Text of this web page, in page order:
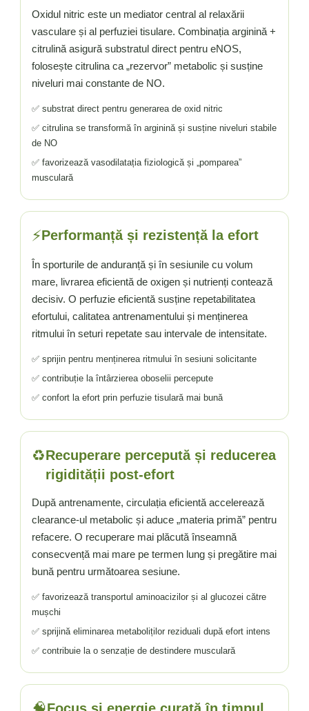
Urzica (Stinging Nettle)
Usturoi (Garlic)
Valeriana
Vitamina B12 (Cobalamina)
Vitamina D
Wormwood (Artemisia)
Yucca
Oxidul nitric este un mediator central al relaxării
vasculare și al perfuziei tisulare. Combinația arginină +
citrulină asigură substratul direct pentru eNOS,
folosește citrulina ca „rezervor” metabolic și susține
niveluri mai constante de NO.
✅ substrat direct pentru generarea de oxid nitric
✅ citrulina se transformă în arginină și susține niveluri stabile
de NO
✅ favorizează vasodilatația fiziologică și „pomparea”
musculară
⚡Performanță și rezistență la efort
În sporturile de anduranță și în sesiunile cu volum
mare, livrarea eficientă de oxigen și nutrienți contează
decisiv. O perfuzie eficientă susține repetabilitatea
efortului, calitatea antrenamentului și menținerea
ritmului în seturi repetate sau intervale de intensitate.
✅ sprijin pentru menținerea ritmului în sesiuni solicitante
✅ contribuție la întârzierea oboselii percepute
✅ confort la efort prin perfuzie tisulară mai bună
♻️Recuperare percepută și reducerea
rigidității post-efort
După antrenamente, circulația eficientă accelerează
clearance-ul metabolic și aduce „materia primă” pentru
refacere. O recuperare mai plăcută înseamnă
consecvență mai mare pe termen lung și pregătire mai
bună pentru următoarea sesiune.
✅ favorizează transportul aminoacizilor și al glucozei către
mușchi
✅ sprijină eliminarea metaboliților reziduali după efort intens
✅ contribuie la o senzație de destindere musculară